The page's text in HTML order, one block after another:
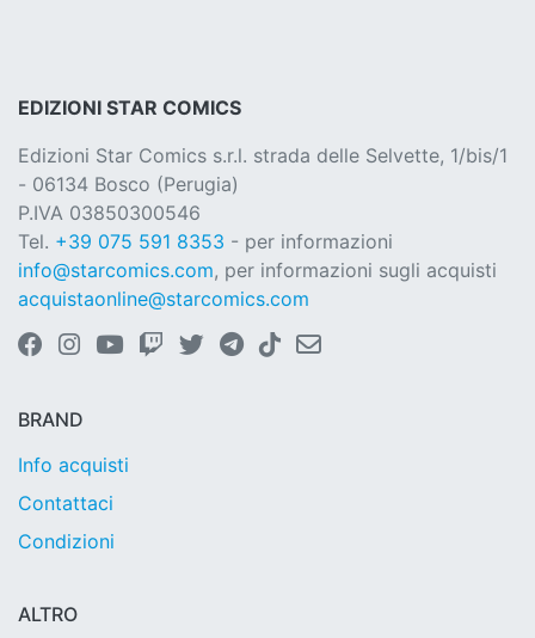
EDIZIONI STAR COMICS
Edizioni Star Comics s.r.l. strada delle Selvette, 1/bis/1
- 06134 Bosco (Perugia)
P.IVA 03850300546
Tel. +39 075 591 8353 - per informazioni
info@starcomics.com, per informazioni sugli acquisti
acquistaonline@starcomics.com
BRAND
Info acquisti
Contattaci
Condizioni
ALTRO